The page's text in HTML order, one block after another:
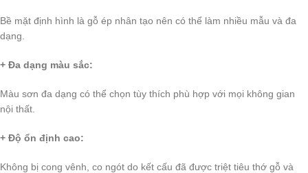
Bề mặt định hình là gỗ ép nhân tạo nên có thể làm nhiều mẫu và đa
dạng.
+ Đa dạng màu sắc:
Màu sơn đa dạng có thể chọn tùy thích phù hợp với mọi không gian
nội thất.
+ Độ ổn định cao:
Không bị cong vênh, co ngót do kết cấu đã được triệt tiêu thớ gỗ và